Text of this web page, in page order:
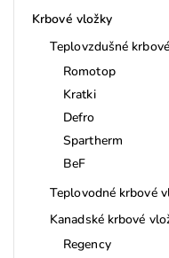
Krbové vložky
Teplovzdušné
Romotop
Kratki
Defro
Spartherm
BeF
Teplovodné krbové
Kanadské krbové
Regency